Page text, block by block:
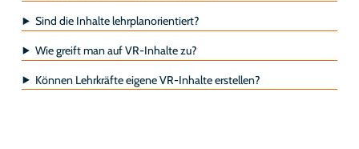
Sind die Inhalte lehrplanorientiert?
Wie greift man auf VR-Inhalte zu?
Können Lehrkräfte eigene VR-Inhalte erstellen?